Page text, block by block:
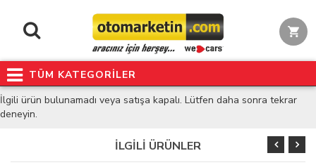
TÜM KATEGORİLER
İlgili ürün bulunamadı veya satışa kapalı. Lütfen daha sonra tekrar
deneyin.
İLGİLİ ÜRÜNLER